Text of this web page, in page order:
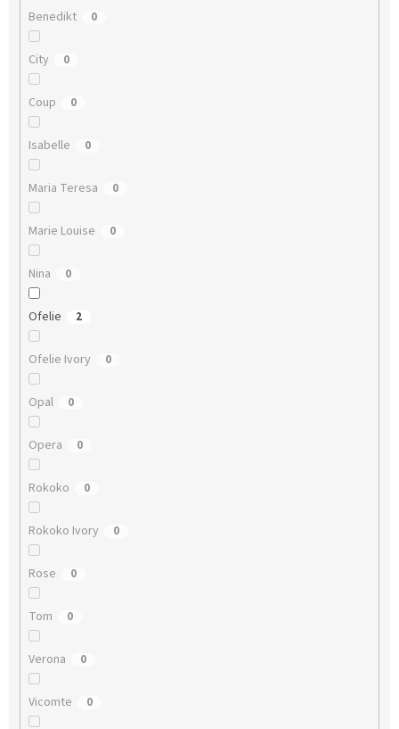
Benedikt 0
City 0
Coup 0
Isabelle 0
Maria Teresa 0
Marie Louise 0
Nina 0
Ofelie 2
Ofelie Ivory 0
Opal 0
Opera 0
Rokoko 0
Rokoko Ivory 0
Rose 0
Tom 0
Verona 0
Vicomte 0